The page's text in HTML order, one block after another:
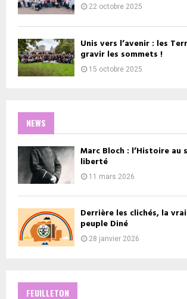
22 octobre 2025
Unis vers l’avenir : les
gravir les sommets !
15 octobre 2025
NEWS
Marc Bloch : l’Histoire au
liberté
11 mars 2026
Derrière les clichés, la
peuple Diné
28 janvier 2026
FEUILLETON